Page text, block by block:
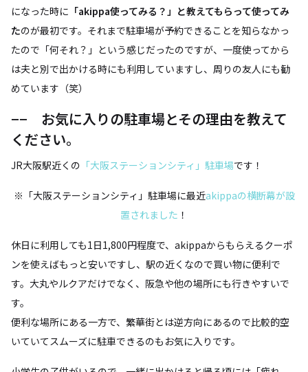
になった時に 「akippa使ってみる？」と教えてもらって使ってみ
たのが最初です。それまで駐車場が予約できることを知らなかっ
たので「何それ？」という感じだったのですが、一度使ってから
は夫と別で出かける時にも利用していますし、周りの友人にも勧
めています（笑）
−− お気に入りの駐車場とその理由を教えて
ください。
JR大阪駅近くの 「大阪ステーションシティ」駐車場です！
※「大阪ステーションシティ」駐車場に最近akippaの横断幕が設
置されました ！
休日に利用しても1日1,800円程度で、akippaからもらえるクーポ
ンを使えばもっと安いですし、駅の近くなので買い物に便利で
す。大丸やルクアだけでなく、阪急や他の場所にも行きやすいで
す。
便利な場所にある一方で、繁華街とは逆方向にあるので比較的空
いていてスムーズに駐車できるのもお気に入りです。